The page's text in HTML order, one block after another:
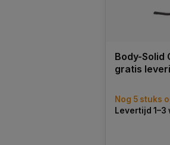
Body-Solid
gratis
Nog 5 stuks
Levertijd